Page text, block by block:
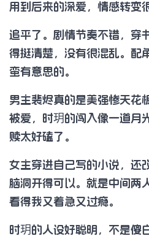
用到后来的深爱，情感转变
追平了。剧情节奏不错，穿
得挺清楚，没有很混乱。配
蛮有意思的。
男主裴烬真的是美强惨天花
被爱，时玥的闯入像一道月
赎太好磕了。
女主穿进自己写的小说，还
脑洞开得可以。就是中间两
看得我又着急又过瘾。
时玥的人设好聪明，不是傻